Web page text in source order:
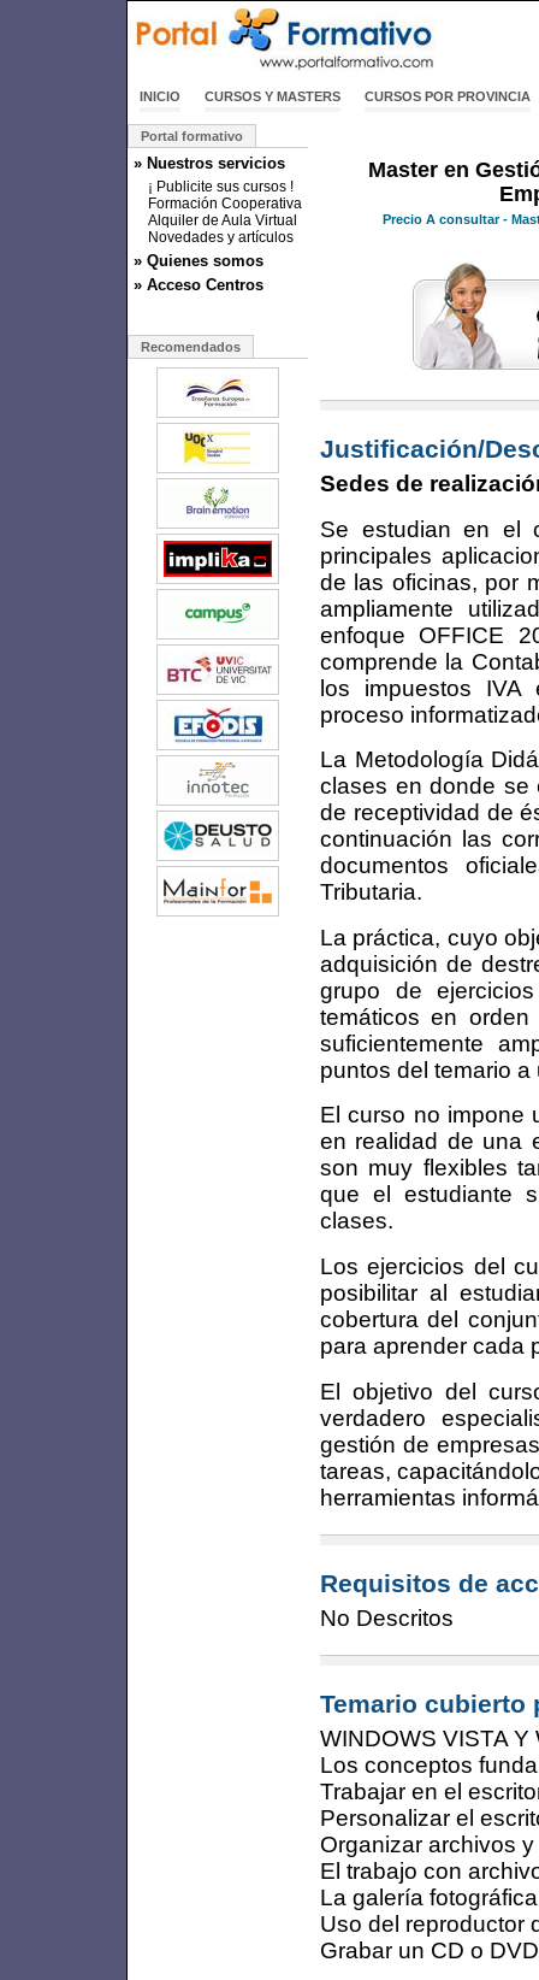
INICIO CURSOS Y MASTERS CURSOS POR PROVINCIA
Portal formativo
» Nuestros servicios
¡ Publicite sus cursos !
Formación Cooperativa
Alquiler de Aula Virtual
Novedades y artículos
» Quienes somos
» Acceso Centros
Recomendados
Master en
Precio A consultar -
Justificación/
Sedes de
Se estudian en el
principales
de las oficinas, por
ampliamente
enfoque OFFICE
comprende la
los impuestos
proceso
La Metodología
clases en donde se
de receptividad de
continuación las
documentos
Tributaria.
La práctica, cuyo
adquisición de
grupo de
temáticos en
suficientemente
puntos del temario
El curso no impone
en realidad de una
son muy flexibles
que el estudiante
clases.
Los ejercicios del
posibilitar al
cobertura del
para aprender cada
El objetivo del
verdadero
gestión de
tareas,
herramientas
Requisitos de
No Descritos
Temario cubierto
WINDOWS VISTA Y
Los conceptos
Trabajar en el
Personalizar el
Organizar archivos
El trabajo con
La galería fotográfica
Uso del reproductor
Grabar un CD o DVD